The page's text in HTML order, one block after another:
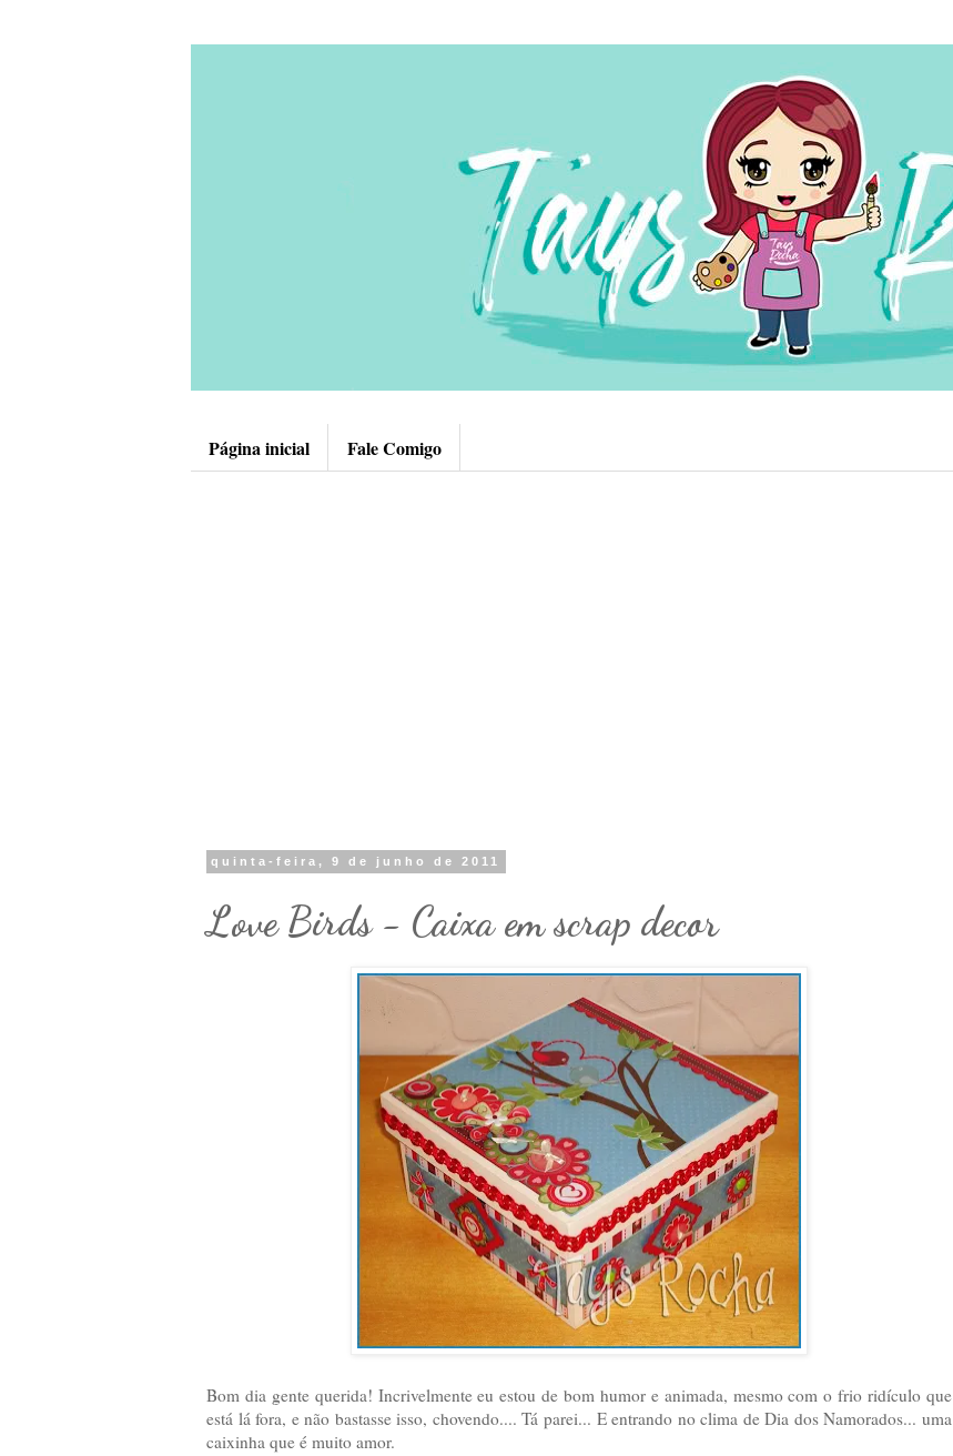
Página inicial Fale Comigo
quinta-feira, 9 de junho de 2011
Love Birds - Caixa em scrap decor
Bom dia gente querida! Incrivelmente eu estou de bom humor e animada, mesmo com o frio ridículo que
está lá fora, e não bastasse isso, chovendo.... Tá parei... E entrando no clima de Dia dos Namorados... uma
caixinha que é muito amor.